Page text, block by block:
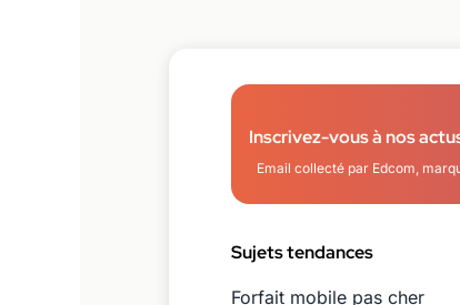
Inscrivez-vous à nos
Email collecté par Edcom,
Sujets tendances
Forfait mobile pas cher